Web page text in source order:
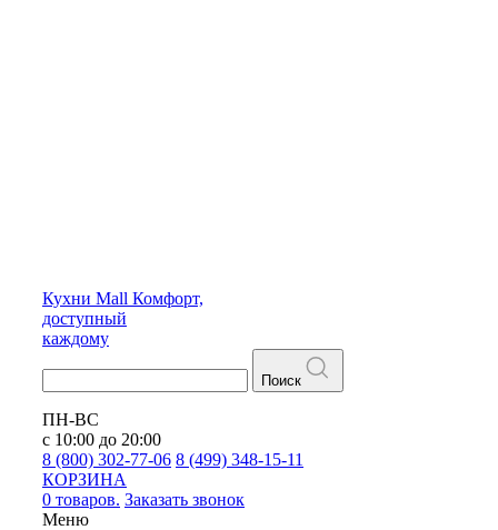
Кухни Mall Комфорт,
доступный
каждому
Поиск
ПН-ВС
с 10:00 до 20:00
8 (800) 302-77-06 8 (499) 348-15-11
КОРЗИНА
0 товаров. Заказать звонок
Меню